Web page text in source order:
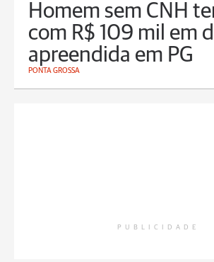
Homem sem CNH
com R$ 109 mil em
apreendida em PG
PONTA GROSSA
PUBLICIDADE